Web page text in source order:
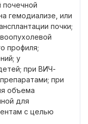
почечной
гемодиализе, или
почки;
профиля;
у
при ВИЧ-
при
объема
для
с целью